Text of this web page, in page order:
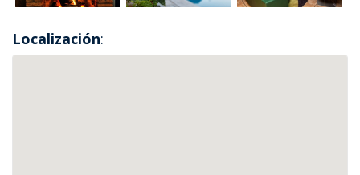
Localización: